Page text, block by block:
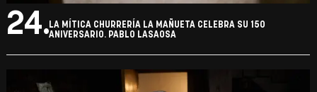
24.LA MÍTICA CHURRERÍA LA MAÑUETA CELEBRA SU 150
ANIVERSARIO. PABLO LASAOSA